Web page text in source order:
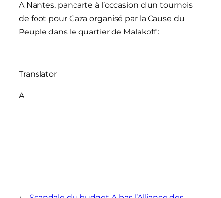
A Nantes, pancarte à l’occasion d’un tournois
de foot pour Gaza organisé par la Cause du
Peuple dans le quartier de Malakoff :
Translator
A